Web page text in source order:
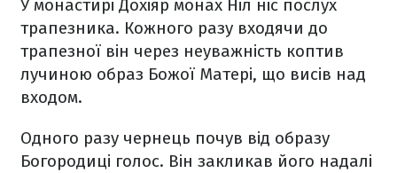
У монастирі Дохіяр монах Ніл ніс послух
трапезника. Кожного разу входячи до
трапезної він через неуважність коптив
лучиною образ Божої Матері, що висів над
входом.
Одного разу чернець почув від образу
Богородиці голос. Він закликав його надалі